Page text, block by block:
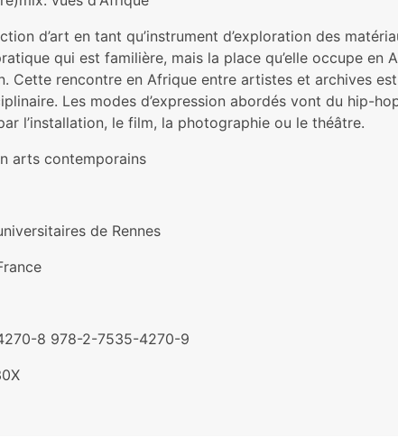
d’art en tant qu’instrument d’exploration des
qui est familière, mais la place qu’elle occupe en
Cette rencontre en Afrique entre artistes et archives
Les modes d’expression abordés vont du hip-
l’installation, le film, la photographie ou le théâtre.
arts contemporains
de Rennes
8 978-2-7535-4270-9